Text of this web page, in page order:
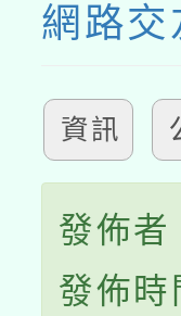
網路交
資訊
發佈者
發佈